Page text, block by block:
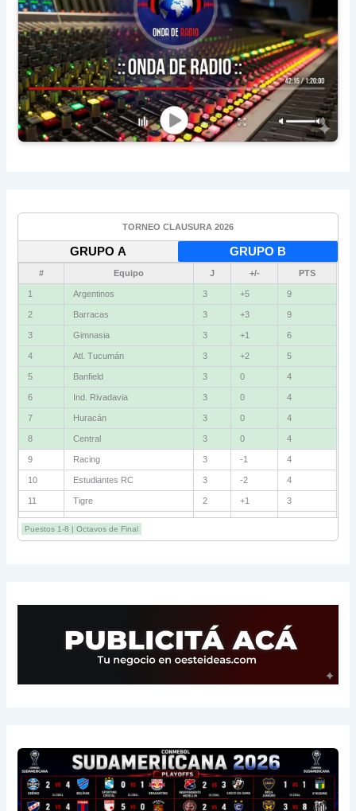
TORNEO CLAUSURA 2026
GRUPO A GRUPO B
# Equipo J +/- PTS
1 Argentinos 3 +5 9
2 Barracas 3 +3 9
3 Gimnasia 3 +1 6
4 Atl. Tucumán 3 +2 5
5 Banfield 3 0 4
6 Ind. Rivadavia 3 0 4
7 Huracán 3 0 4
8 Central 3 0 4
9 Racing 3 -1 4
10 Estudiantes RC 3 -2 4
11 Tigre 2 +1 3
12 Belgrano 2 0 3
13 Sarmiento 3 -1 3
Puestos 1-8 | Octavos de Final